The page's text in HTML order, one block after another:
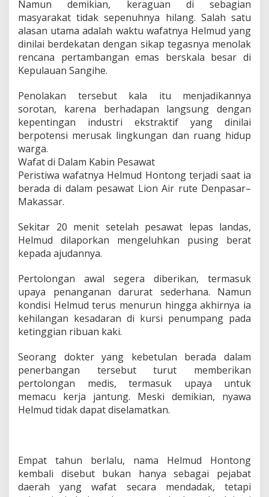
Namun demikian, keraguan di sebagian
masyarakat tidak sepenuhnya hilang. Salah satu
alasan utama adalah waktu wafatnya Helmud yang
dinilai berdekatan dengan sikap tegasnya menolak
rencana pertambangan emas berskala besar di
Kepulauan Sangihe.
Penolakan tersebut kala itu menjadikannya
sorotan, karena berhadapan langsung dengan
kepentingan industri ekstraktif yang dinilai
berpotensi merusak lingkungan dan ruang hidup
warga.
Wafat di Dalam Kabin Pesawat
Peristiwa wafatnya Helmud Hontong terjadi saat ia
berada di dalam pesawat Lion Air rute Denpasar–
Makassar.
Sekitar 20 menit setelah pesawat lepas landas,
Helmud dilaporkan mengeluhkan pusing berat
kepada ajudannya.
Pertolongan awal segera diberikan, termasuk
upaya penanganan darurat sederhana. Namun
kondisi Helmud terus menurun hingga akhirnya ia
kehilangan kesadaran di kursi penumpang pada
ketinggian ribuan kaki.
Seorang dokter yang kebetulan berada dalam
penerbangan tersebut turut memberikan
pertolongan medis, termasuk upaya untuk
memacu kerja jantung. Meski demikian, nyawa
Helmud tidak dapat diselamatkan.
Empat tahun berlalu, nama Helmud Hontong
kembali disebut bukan hanya sebagai pejabat
daerah yang wafat secara mendadak, tetapi